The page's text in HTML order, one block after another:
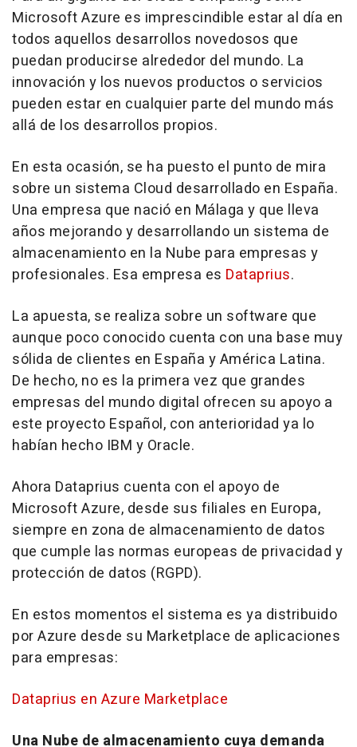
Microsoft Azure es imprescindible estar al día en
todos aquellos desarrollos novedosos que
puedan producirse alrededor del mundo. La
innovación y los nuevos productos o servicios
pueden estar en cualquier parte del mundo más
allá de los desarrollos propios.
En esta ocasión, se ha puesto el punto de mira
sobre un sistema Cloud desarrollado en España.
Una empresa que nació en Málaga y que lleva
años mejorando y desarrollando un sistema de
almacenamiento en la Nube para empresas y
profesionales. Esa empresa es Dataprius.
La apuesta, se realiza sobre un software que
aunque poco conocido cuenta con una base muy
sólida de clientes en España y América Latina.
De hecho, no es la primera vez que grandes
empresas del mundo digital ofrecen su apoyo a
este proyecto Español, con anterioridad ya lo
habían hecho IBM y Oracle.
Ahora Dataprius cuenta con el apoyo de
Microsoft Azure, desde sus filiales en Europa,
siempre en zona de almacenamiento de datos
que cumple las normas europeas de privacidad y
protección de datos (RGPD).
En estos momentos el sistema es ya distribuido
por Azure desde su Marketplace de aplicaciones
para empresas:
Dataprius en Azure Marketplace
Una Nube de almacenamiento cuya demanda